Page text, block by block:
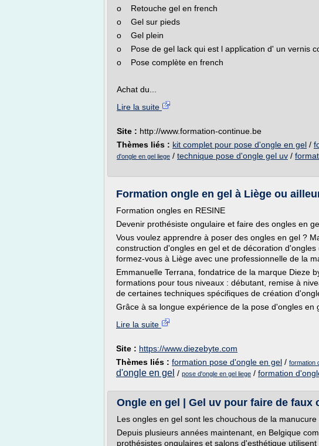
o Retouche gel en french
o Gel sur pieds
o Gel plein
o Pose de gel lack qui est l application d' un vernis
o Pose complète en french
Achat du...
Lire la suite
Site : http://www.formation-continue.be
Thèmes liés : kit complet pour pose d'ongle en gel /
d'ongle en gel liege / technique pose d'ongle gel uv /
Formation ongle en gel à Liège ou
Formation ongles en RESINE
Devenir prothésiste ongulaire et faire des ongles en
Vous voulez apprendre à poser des ongles en gel ?
construction d'ongles en gel et de décoration
formez-vous à Liège avec une professionnelle de la
Emmanuelle Terrana, fondatrice de la marque Dieze
formations pour tous niveaux : débutant, remise à
de certaines techniques spécifiques de création
Grâce à sa longue expérience de la pose d'ongles en
Lire la suite
Site : https://www.diezebyte.com
Thèmes liés : formation pose d'ongle en gel / formation
d'ongle en gel / pose d'ongle en gel liege / formation
Ongle en gel | Gel uv pour faire de faux
Les ongles en gel sont les chouchous de la manucure
Depuis plusieurs années maintenant, en Belgique
prothésistes ongulaires et salons d'esthétique